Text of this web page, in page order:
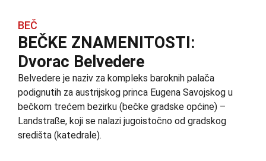
BEČ
BEČKE ZNAMENITOSTI:
Dvorac Belvedere
Belvedere je naziv za kompleks baroknih palača
podignutih za austrijskog princa Eugena Savojskog u
bečkom trećem bezirku (bečke gradske općine) –
Landstraße, koji se nalazi jugoistočno od gradskog
središta (katedrale).